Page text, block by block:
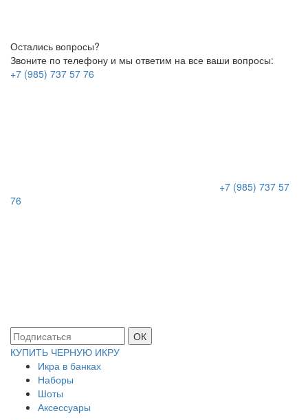
Остались вопросы?
Звоните по телефону и мы ответим на все ваши вопросы:
+7 (985) 737 57 76
+7 (985) 737 57
76
ОК
КУПИТЬ ЧЕРНУЮ ИКРУ
Икра в банках
Наборы
Шоты
Аксессуары